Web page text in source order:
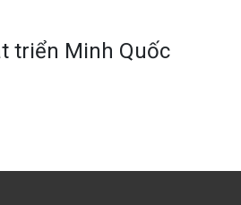
triển Minh Quốc